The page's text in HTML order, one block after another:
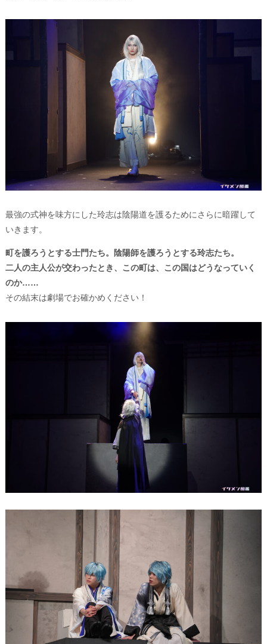
最強の式神を味方にした玲志は陰陽道を護るためにさらに暗躍して
いきます。
町を護ろうとする⼠⾨たち。陰陽師を護ろうとする玲志たち。
二人の主人公が交わったとき、この町は、この国はどうなっていく
のか……
その結末は劇場でお確かめください！